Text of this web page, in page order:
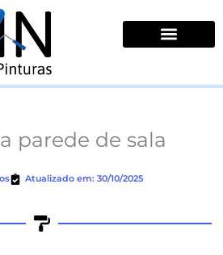
parede de sala
Atualizado em: 30/10/2025